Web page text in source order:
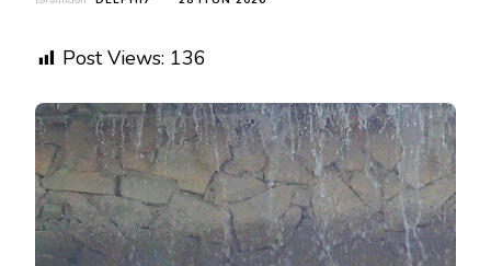
Post Views: 136